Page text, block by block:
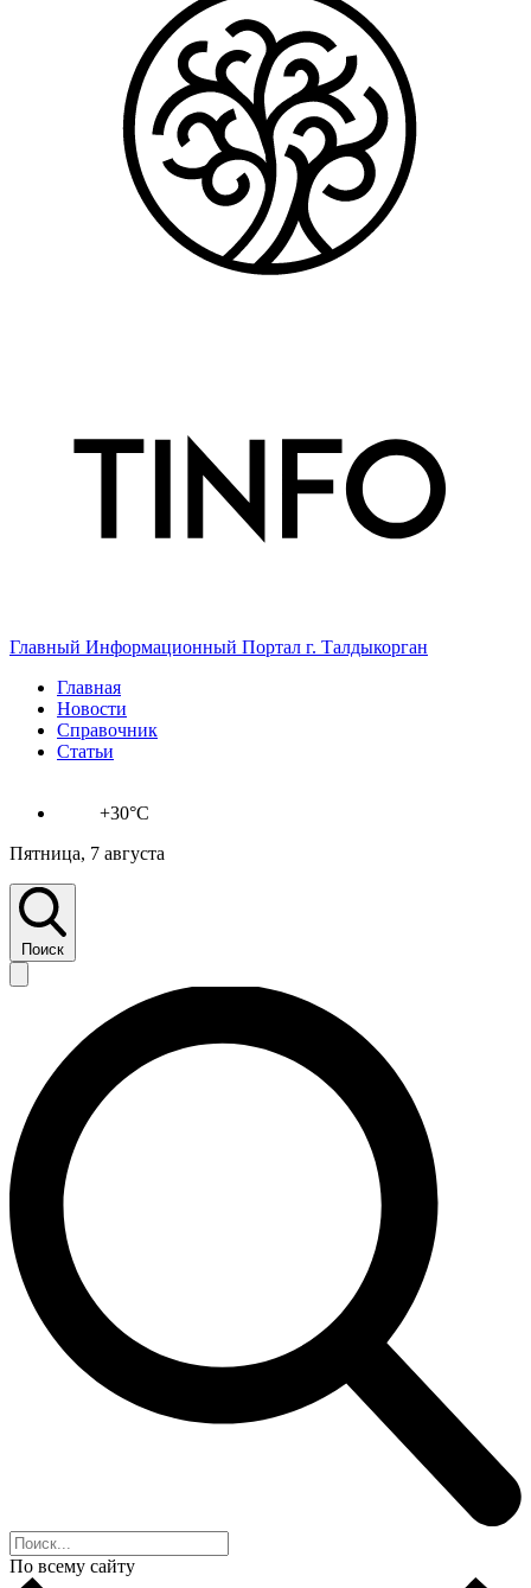
Главный Информационный Портал г. Талдыкорган
Главная
Новости
Справочник
Статьи
+30°C
Пятница, 7 августа
Поиск
По всему сайту